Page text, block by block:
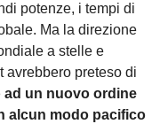
potenze, i tempi di
Ma la direzione
a stelle e
avrebbero preteso di
ad un nuovo ordine
alcun modo pacifico